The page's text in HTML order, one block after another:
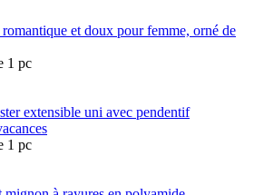
et doux pour femme, orné de
1 pc
extensible uni avec pendentif
1 pc